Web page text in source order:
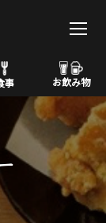
事 お飲み物